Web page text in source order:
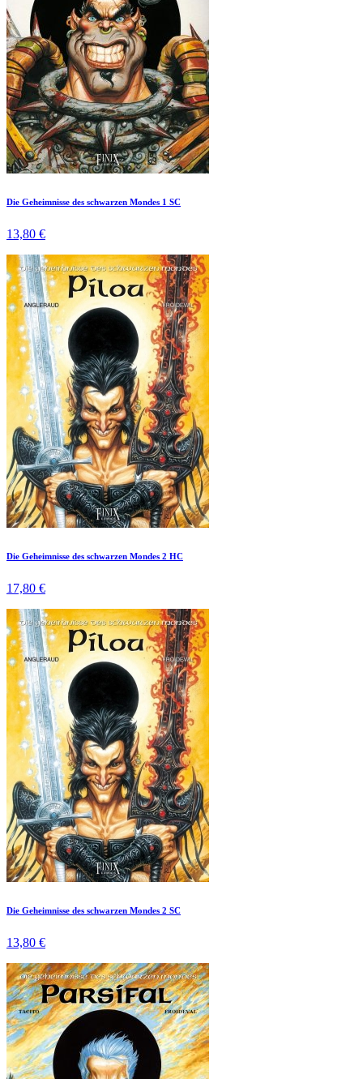
Die Geheimnisse des schwarzen Mondes 1 SC
13,80 €
Die Geheimnisse des schwarzen Mondes 2 HC
17,80 €
Die Geheimnisse des schwarzen Mondes 2 SC
13,80 €